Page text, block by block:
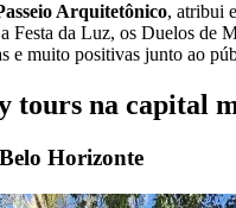
Arquitetônico, atribui
da Luz, os Duelos de
e muito positivas junto ao
tours na capital
Horizonte